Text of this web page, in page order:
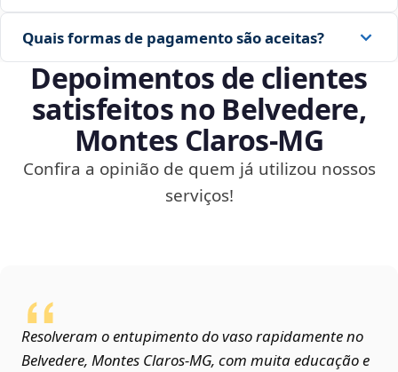
Quais formas de pagamento são aceitas?
Depoimentos de clientes
satisfeitos no Belvedere,
Montes Claros‑MG
Confira a opinião de quem já utilizou nossos
serviços!
Resolveram o entupimento do vaso rapidamente no
Belvedere, Montes Claros‑MG, com muita educação e